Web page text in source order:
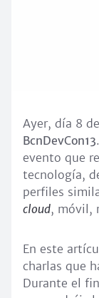
Ayer, día 8
BcnDevCon13
evento que
tecnología,
perfiles
cloud, móvil,
En este
charlas que
Durante el